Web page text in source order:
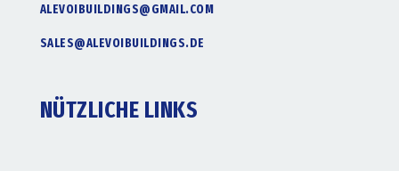
ALEVOIBUILDINGS@GMAIL.COM
SALES@ALEVOIBUILDINGS.DE
NÜTZLICHE LINKS